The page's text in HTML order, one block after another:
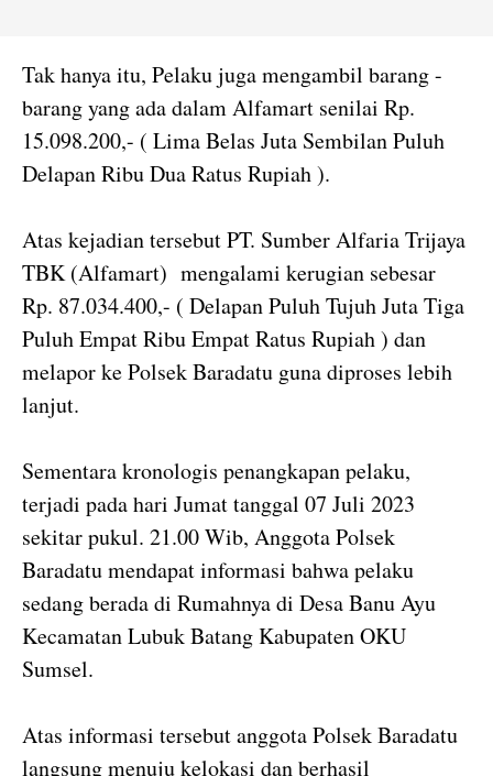
Tak hanya itu, Pelaku juga mengambil barang -
barang yang ada dalam Alfamart senilai Rp.
15.098.200,- ( Lima Belas Juta Sembilan Puluh
Delapan Ribu Dua Ratus Rupiah ).
Atas kejadian tersebut PT. Sumber Alfaria Trijaya
TBK (Alfamart) mengalami kerugian sebesar
Rp. 87.034.400,- ( Delapan Puluh Tujuh Juta Tiga
Puluh Empat Ribu Empat Ratus Rupiah ) dan
melapor ke Polsek Baradatu guna diproses lebih
lanjut.
Sementara kronologis penangkapan pelaku,
terjadi pada hari Jumat tanggal 07 Juli 2023
sekitar pukul. 21.00 Wib, Anggota Polsek
Baradatu mendapat informasi bahwa pelaku
sedang berada di Rumahnya di Desa Banu Ayu
Kecamatan Lubuk Batang Kabupaten OKU
Sumsel.
Atas informasi tersebut anggota Polsek Baradatu
langsung menuju kelokasi dan berhasil